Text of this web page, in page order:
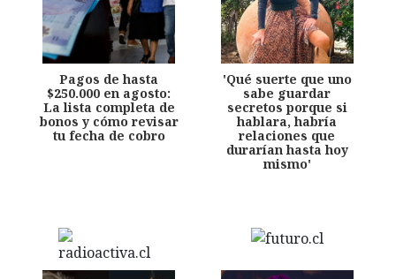
Pagos de hasta
$250.000 en agosto:
La lista completa de
bonos y cómo revisar
tu fecha de cobro
'Qué suerte que uno
sabe guardar
secretos porque si
hablara, habría
relaciones que
durarían hasta hoy
mismo'